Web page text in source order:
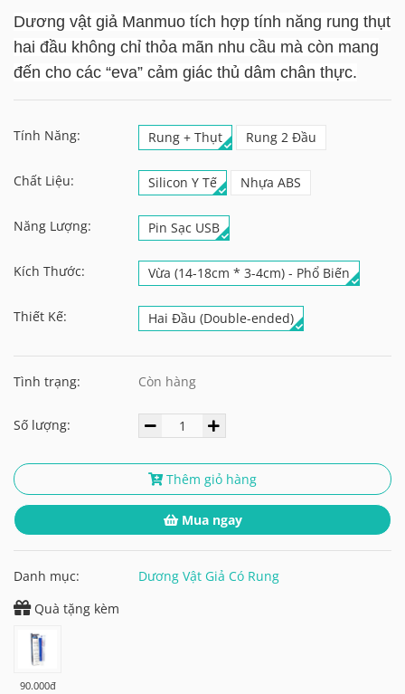
Dương vật giả Manmuo tích hợp tính năng rung thụt
hai đầu không chỉ thỏa mãn nhu cầu mà còn mang
đến cho các “eva” cảm giác thủ dâm chân thực.
Tính Năng: Rung + Thụt Rung 2 Đầu
Chất Liệu: Silicon Y Tế Nhựa ABS
Năng Lượng: Pin Sạc USB
Kích Thước: Vừa (14-18cm * 3-4cm) - Phổ Biến
Thiết Kế: Hai Đầu (Double-ended)
Tình trạng: Còn hàng
Số lượng:
Thêm giỏ hàng
Mua ngay
Danh mục:
Dương Vật Giả Có Rung
Quà tặng kèm
90.000đ